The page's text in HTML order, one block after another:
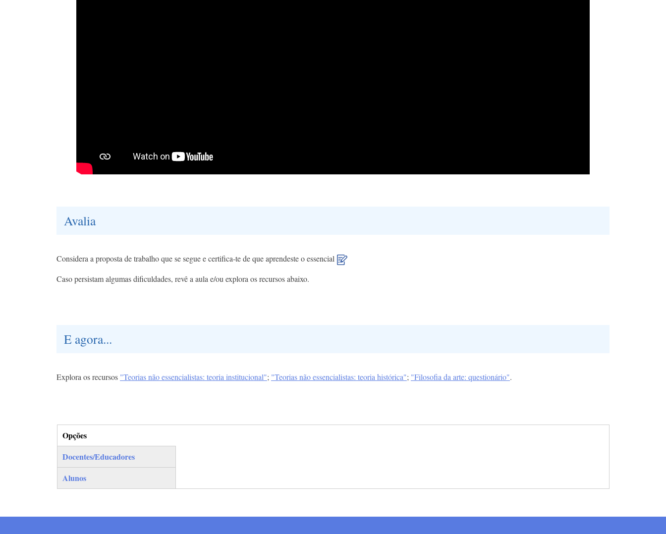
Avalia
Considera a proposta de trabalho que se segue e certifica-te de que aprendeste o essencial
Caso persistam algumas dificuldades, revê a aula e/ou explora os recursos abaixo.
E agora...
Explora os recursos "Teorias não essencialistas: teoria institucional"; "Teorias não essencialistas: teoria histórica"; "Filosofia da arte: questionário".
Opções
(separador ativo)
Docentes/Educadores
Alunos